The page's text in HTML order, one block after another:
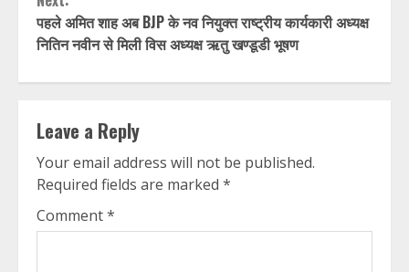
पहले अमित शाह अब BJP के नव नियुक्त राष्ट्रीय कार्यकारी अध्यक्ष
नितिन नवीन से मिली विस अध्यक्ष ऋतु खण्डूडी भूषण
Leave a Reply
Your email address will not be published.
Required fields are marked *
Comment*